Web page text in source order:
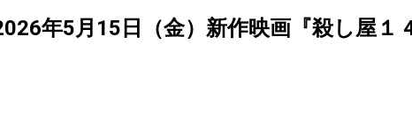
年5月15日（金）新作映画『殺し屋１